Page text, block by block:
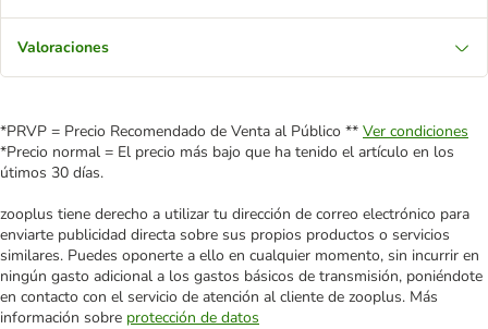
Valoraciones
*PRVP = Precio Recomendado de Venta al Público ** Ver condiciones
*Precio normal = El precio más bajo que ha tenido el artículo en los
útimos 30 días.
zooplus tiene derecho a utilizar tu dirección de correo electrónico para
enviarte publicidad directa sobre sus propios productos o servicios
similares. Puedes oponerte a ello en cualquier momento, sin incurrir en
ningún gasto adicional a los gastos básicos de transmisión, poniéndote
en contacto con el servicio de atención al cliente de zooplus. Más
información sobre protección de datos